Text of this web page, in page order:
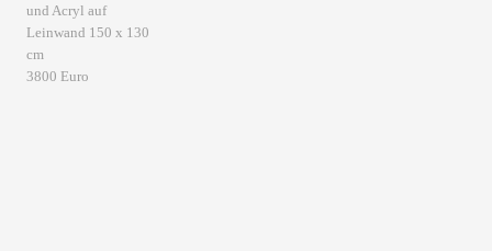
und Acryl auf
Leinwand 150 x 130
cm
3800 Euro